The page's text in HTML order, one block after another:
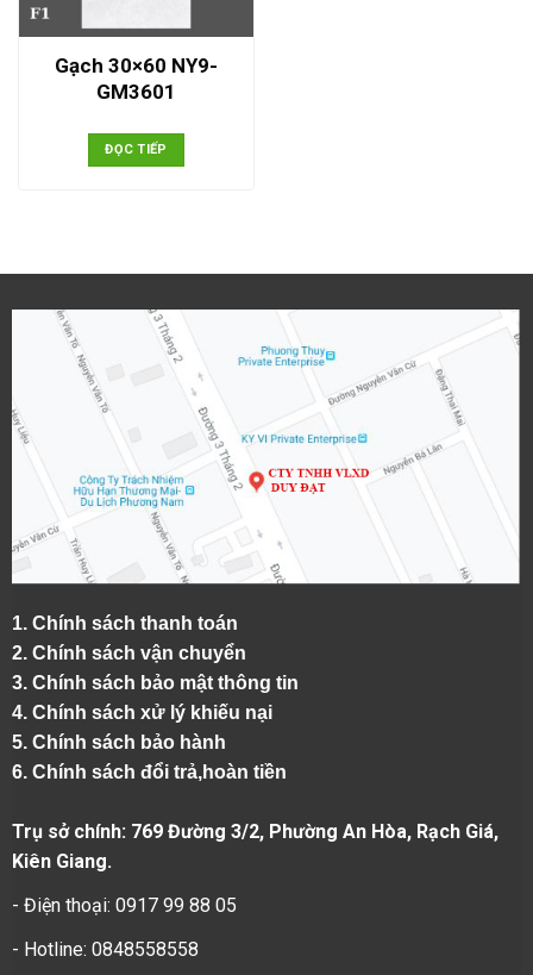
Gạch 30×60 NY9-
GM3601
ĐỌC TIẾP
1. Chính sách thanh toán
2. Chính sách vận chuyển
3. Chính sách bảo mật thông tin
4. Chính sách xử lý khiếu nại
5. Chính sách bảo hành
6. Chính sách đổi trả,hoàn tiền
Trụ sở chính: 769 Đường 3/2, Phường An Hòa, Rạch Giá,
Kiên Giang.
- Điện thoại: 0917 99 88 05
- Hotline: 0848558558